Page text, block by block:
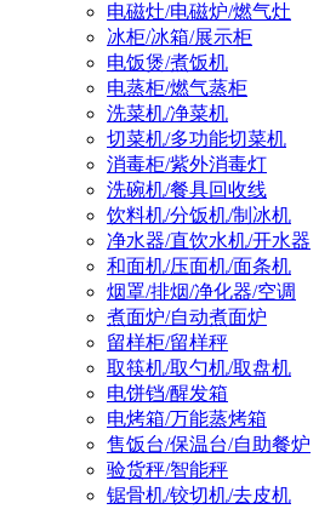
电磁灶/电磁炉/燃气灶
冰柜/冰箱/展示柜
电饭煲/煮饭机
电蒸柜/燃气蒸柜
洗菜机/净菜机
切菜机/多功能切菜机
消毒柜/紫外消毒灯
洗碗机/餐具回收线
饮料机/分饭机/制冰机
净水器/直饮水机/开水器
和面机/压面机/面条机
烟罩/排烟/净化器/空调
煮面炉/自动煮面炉
留样柜/留样秤
取筷机/取勺机/取盘机
电饼铛/醒发箱
电烤箱/万能蒸烤箱
售饭台/保温台/自助餐炉
验货秤/智能秤
锯骨机/铰切机/去皮机